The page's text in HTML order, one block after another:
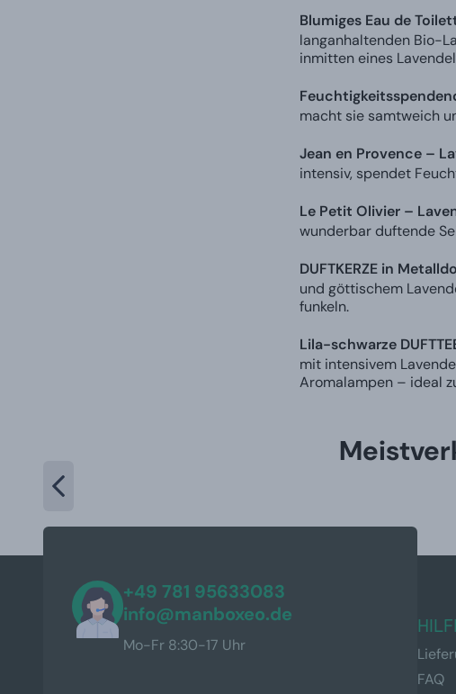
Blumiges Eau de
langanhaltenden Bio-
inmitten eines
macht sie samtweich
Jean en Provence –
intensiv, spendet
Le Petit Olivier –
wunderbar duftende
DUFTKERZE in
und göttischem
funkeln.
Lila-schwarze
mit intensivem
Aromalampen – ideal
+49 781 95633083
info@manboxeo.de
Mo-Fr 8:30-17 Uhr
FAQ